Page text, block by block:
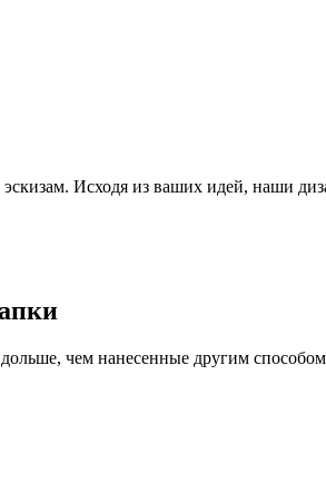
Исходя из ваших идей, наши
чем нанесенные другим